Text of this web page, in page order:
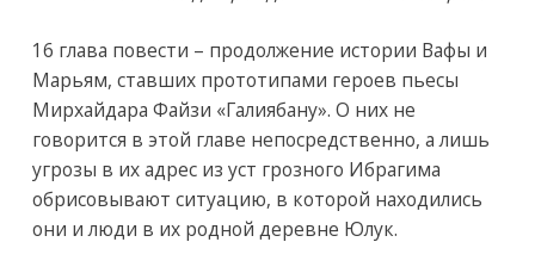
16 глава повести – продолжение истории Вафы и
Марьям, ставших прототипами героев пьесы
Мирхайдара Файзи «Галиябану». О них не
говорится в этой главе непосредственно, а лишь
угрозы в их адрес из уст грозного Ибрагима
обрисовывают ситуацию, в которой находились
они и люди в их родной деревне Юлук.